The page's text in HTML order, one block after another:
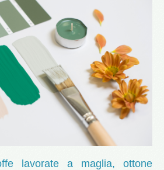
lavorate a maglia, ottone